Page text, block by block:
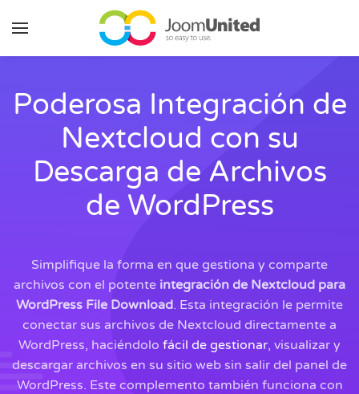
Saltar al contenido principal
Poderosa Integración de
Nextcloud con su
Descarga de Archivos
de WordPress
Simplifique la forma en que gestiona y comparte
archivos con el potente integración de Nextcloud para
WordPress File Download. Esta integración le permite
conectar sus archivos de Nextcloud directamente a
WordPress, haciéndolo fácil de gestionar, visualizar y
descargar archivos en su sitio web sin salir del panel de
WordPress. Este complemento también funciona con